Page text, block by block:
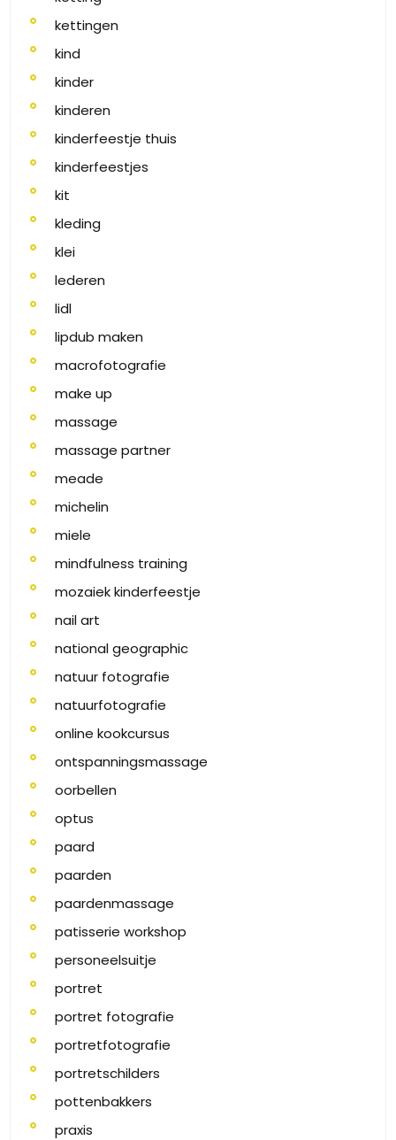
kettingen
kind
kinder
kinderen
kinderfeestje thuis
kinderfeestjes
kit
kleding
klei
lederen
lidl
lipdub maken
macrofotografie
make up
massage
massage partner
meade
michelin
miele
mindfulness training
mozaiek kinderfeestje
nail art
national geographic
natuur fotografie
natuurfotografie
online kookcursus
ontspanningsmassage
oorbellen
optus
paard
paarden
paardenmassage
patisserie workshop
personeelsuitje
portret
portret fotografie
portretfotografie
portretschilders
pottenbakkers
praxis